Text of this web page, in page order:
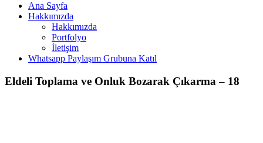
Ana Sayfa
Hakkımızda
Hakkımızda
Portfolyo
İletişim
Whatsapp Paylaşım Grubuna Katıl
Eldeli Toplama ve Onluk Bozarak Çıkarma – 18